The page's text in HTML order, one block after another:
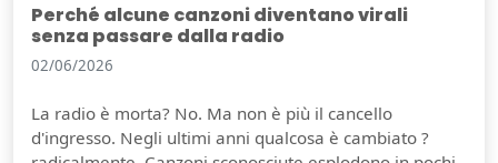
Perché alcune canzoni diventano virali
senza passare dalla radio
02/06/2026
La radio è morta? No. Ma non è più il cancello
d'ingresso. Negli ultimi anni qualcosa è cambiato ?